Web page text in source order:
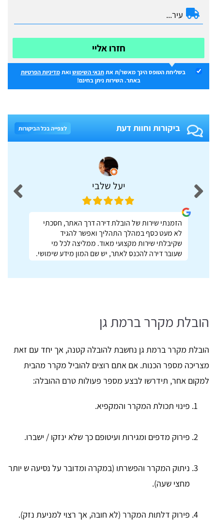
חזרו אליי
בשליחת הטופס הינך מאשר/ת אתתנאי השימושואתמדיניות הפרטיות
באתר. השירות ניתן בחינם!
ביקורות וחוות דעת לצפייה בכל הביקורות
יעל שלבי
הזמנתי שירות של הובלת דירה דרך האתר, חסכתי
לא מעט כסף במהלך התהליך ואפשר להגיד
שקיבלתי שירות מקצועי מאוד. ממליצה לכל מי
שעובר דירה להכנס לאתר, יש שם המון מידע שימושי.
הובלת מקרר ברמת גן
הובלת מקרר ברמת גן נחשבת להובלה קטנה, אך יחד עם זאת
מצריכה מספר הכנות. אם אתם רוצים להוביל מקרר מהבית
למקום אחר, תידרשו לבצע מספר פעולות טרם ההובלה:
פינוי תכולת המקרר והמקפיא.
פירוק מדפים ומגירות ועיטופם כך שלא ינזקו / ישברו.
ניתוק המקרר והפשרתו (במקרה ומדובר על נסיעה ש יותר
מחצי שעה).
פירוק דלתות המקרר (לא חובה, אך רצוי למניעת נזק).